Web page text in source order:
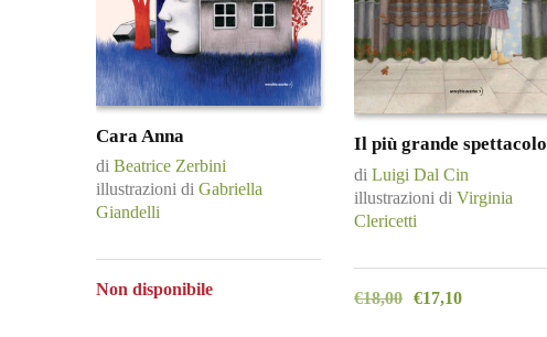
Cara Anna
di Beatrice Zerbini
illustrazioni di Gabriella
Giandelli
Non disponibile
Il più grande spettacolo
di Luigi Dal Cin
illustrazioni di Virginia
Clericetti
€18,00 €17,10